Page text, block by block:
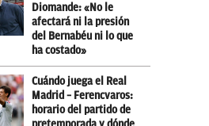
Diomande: «No le
afectará ni la presión
del Bernabéu ni lo que
ha costado»
Cuándo juega el Real
Madrid – Ferencvaros:
horario del partido de